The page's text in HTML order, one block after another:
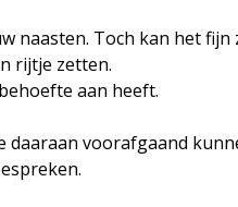
naasten. Toch kan het
rijtje zetten.
aan heeft.
voorafgaand